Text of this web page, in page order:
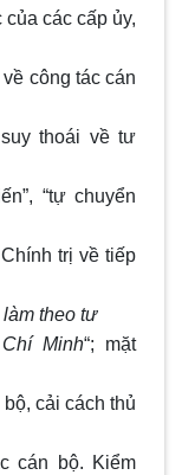
các cấp ủy,
công tác cán
thoái về tư
“tự chuyển
trị về tiếp
theo tư
Minh“; mặt
cải cách thủ
cán bộ. Kiểm